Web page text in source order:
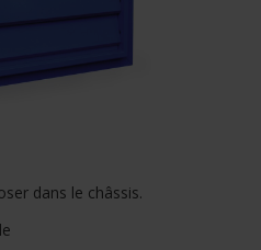
dans le châssis.